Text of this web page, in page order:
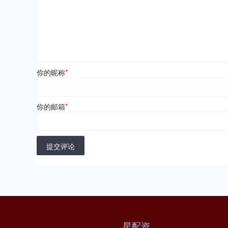
你的昵称*
你的邮箱*
提交评论